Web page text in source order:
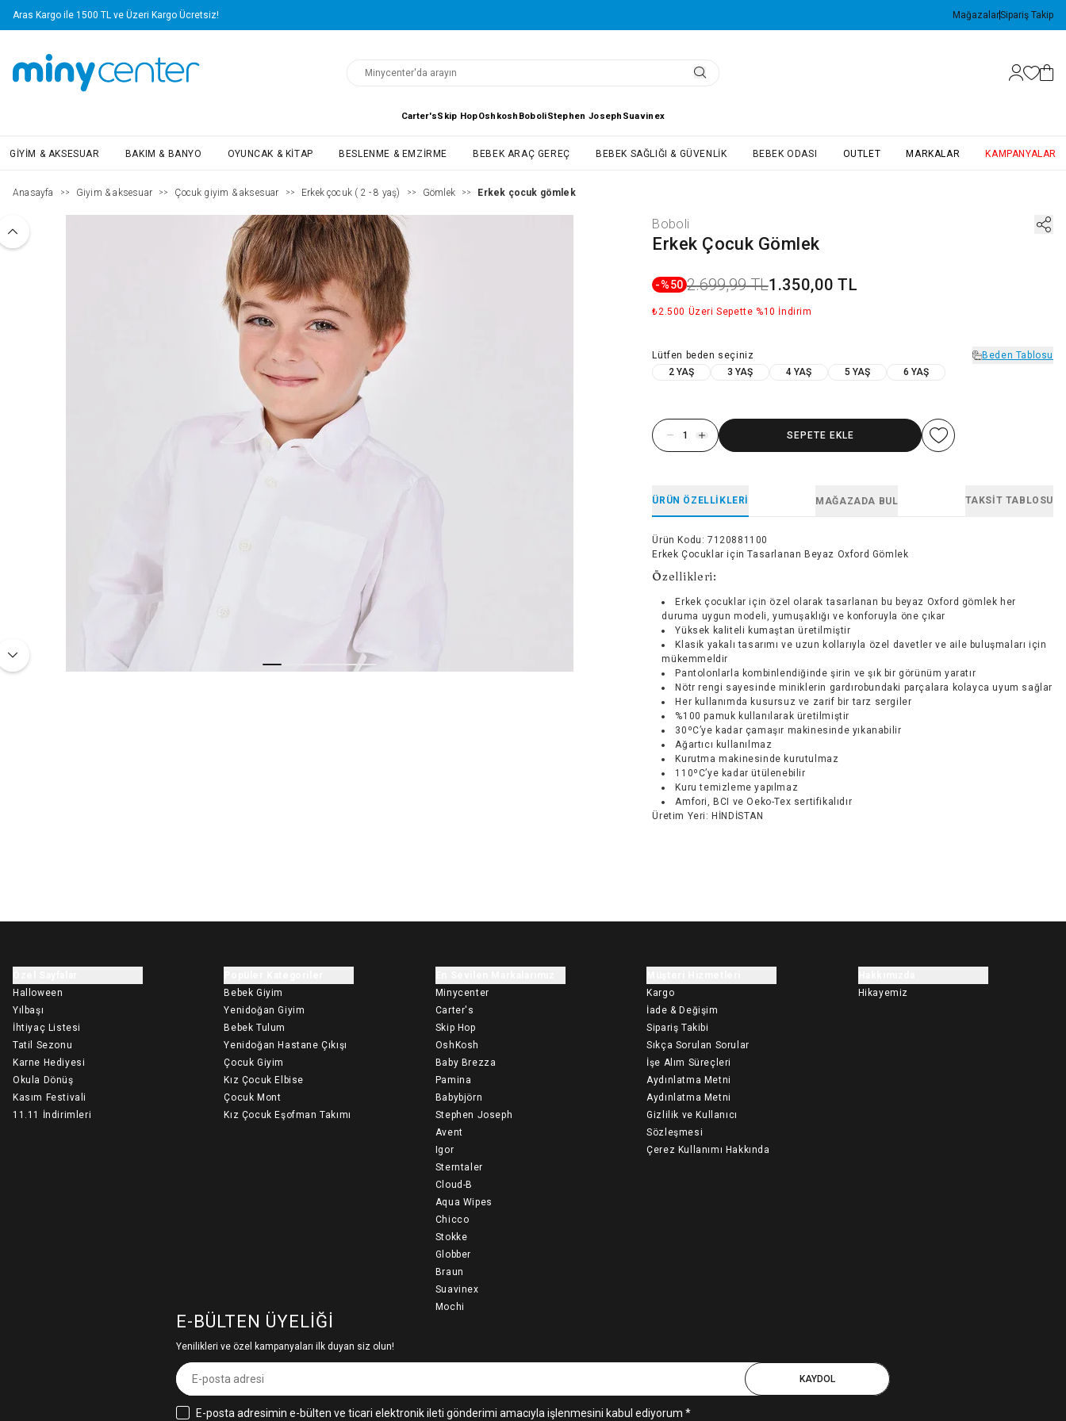
Aras Kargo ile 1500 TL ve Üzeri Kargo Ücretsiz! MağazalarSipariş Takip
Carter'sSkip HopOshkosh BoboliStephen Joseph Suavinex
GIYIM & AKSESUAR BAKIM & BANYO OYUNCAK & KITAP BESLENME & EMZIRME BEBEK ARAÇ GEREÇ BEBEK SAĞLIĞI & GÜVENLIK BEBEK ODASI OUTLET MARKALAR KAMPANYALAR
Anasayfa >> Giyim & aksesuar >> Çocuk giyim & aksesuar >> Erkek çocuk ( 2 - 8 yaş) >> Gömlek >> Erkek çocuk gömlek
Boboli
Erkek Çocuk Gömlek
-%50 2.699,99 TL1.350,00 TL
₺2.500 Üzeri Sepette %10 İndirim
Lütfen beden seçiniz
Beden Tablosu
2 YAŞ
3 YAŞ 4 YAŞ 5 YAŞ 6 YAŞ
SEPETE EKLE
ÜRÜN ÖZELLIKLERI MAĞAZADA BUL TAKSIT TABLOSU
Ürün Kodu : 7120881100
Erkek Çocuklar için Tasarlanan Beyaz Oxford Gömlek
Özellikleri:
Erkek çocuklar için özel olarak tasarlanan bu beyaz Oxford gömlek her
duruma uygun modeli, yumuşaklığı ve konforuyla öne çıkar
Yüksek kaliteli kumaştan üretilmiştir
Klasik yakalı tasarımı ve uzun kollarıyla özel davetler ve aile buluşmaları için
mükemmeldir
Pantolonlarla kombinlendiğinde şirin ve şık bir görünüm yaratır
Nötr rengi sayesinde miniklerin gardırobundaki parçalara kolayca uyum sağlar
Her kullanımda kusursuz ve zarif bir tarz sergiler
%100 pamuk kullanılarak üretilmiştir
30ºC’ye kadar çamaşır makinesinde yıkanabilir
Ağartıcı kullanılmaz
Kurutma makinesinde kurutulmaz
110ºC’ye kadar ütülenebilir
Kuru temizleme yapılmaz
Amfori, BCI ve Oeko-Tex sertifikalıdır
Üretim Yeri : HİNDİSTAN
Halloween
Yılbaşı
İhtiyaç Listesi
Tatil Sezonu
Karne Hediyesi
Okula Dönüş
Kasım Festivali
11.11 İndirimleri
Bebek Giyim
Yenidoğan Giyim
Bebek Tulum
Yenidoğan Hastane Çıkışı
Çocuk Giyim
Kız Çocuk Elbise
Çocuk Mont
Kız Çocuk Eşofman Takımı
Minycenter
Carter's
Skip Hop
OshKosh
Baby Brezza
Pamina
Babybjörn
Stephen Joseph
Avent
Igor
Sterntaler
Cloud-B
Aqua Wipes
Chicco
Stokke
Globber
Braun
Suavinex
Mochi
Kargo
İade & Değişim
Sipariş Takibi
Sıkça Sorulan Sorular
İşe Alım Süreçleri
Aydınlatma Metni
Aydınlatma Metni
Gizlilik ve Kullanıcı
Sözleşmesi
Çerez Kullanımı Hakkında
Hikayemiz
E-BÜLTEN ÜYELIĞI
Yenilikleri ve özel kampanyaları ilk duyan siz olun!
KAYDOL
E-posta adresimin e-bülten ve ticari elektronik ileti gönderimi amacıyla işlenmesini kabul ediyorum *